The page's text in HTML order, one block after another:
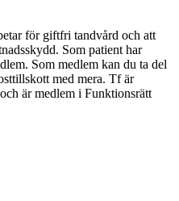
för giftfri tandvård och att
Som patient har
Som medlem kan du ta del
med mera. Tf är
är medlem i Funktionsrätt